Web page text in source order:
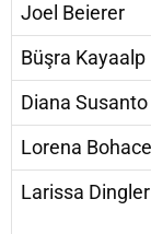
Joel Beierer
Büşra Kayaalp
Diana Susanto
Lorena
Larissa Dingler